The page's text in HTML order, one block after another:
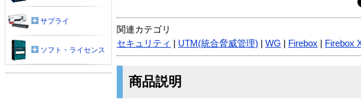
関連カテゴリ
セキュリティ
UTM(統合脅威管理) WG Firebox Firebox
商品説明
サプライ
ソフト・ライセンス